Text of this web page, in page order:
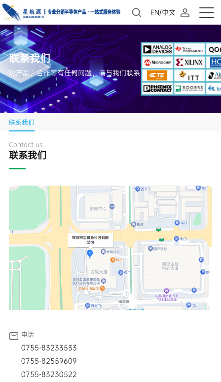
EN/中文
联系我们
对产品、合作等有任何问题，请与我们联系
联系我们
Contact us
联系我们
电话
0755-83233533
0755-82559609
0755-83230522